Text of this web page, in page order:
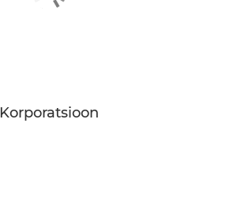
Korporatsioon